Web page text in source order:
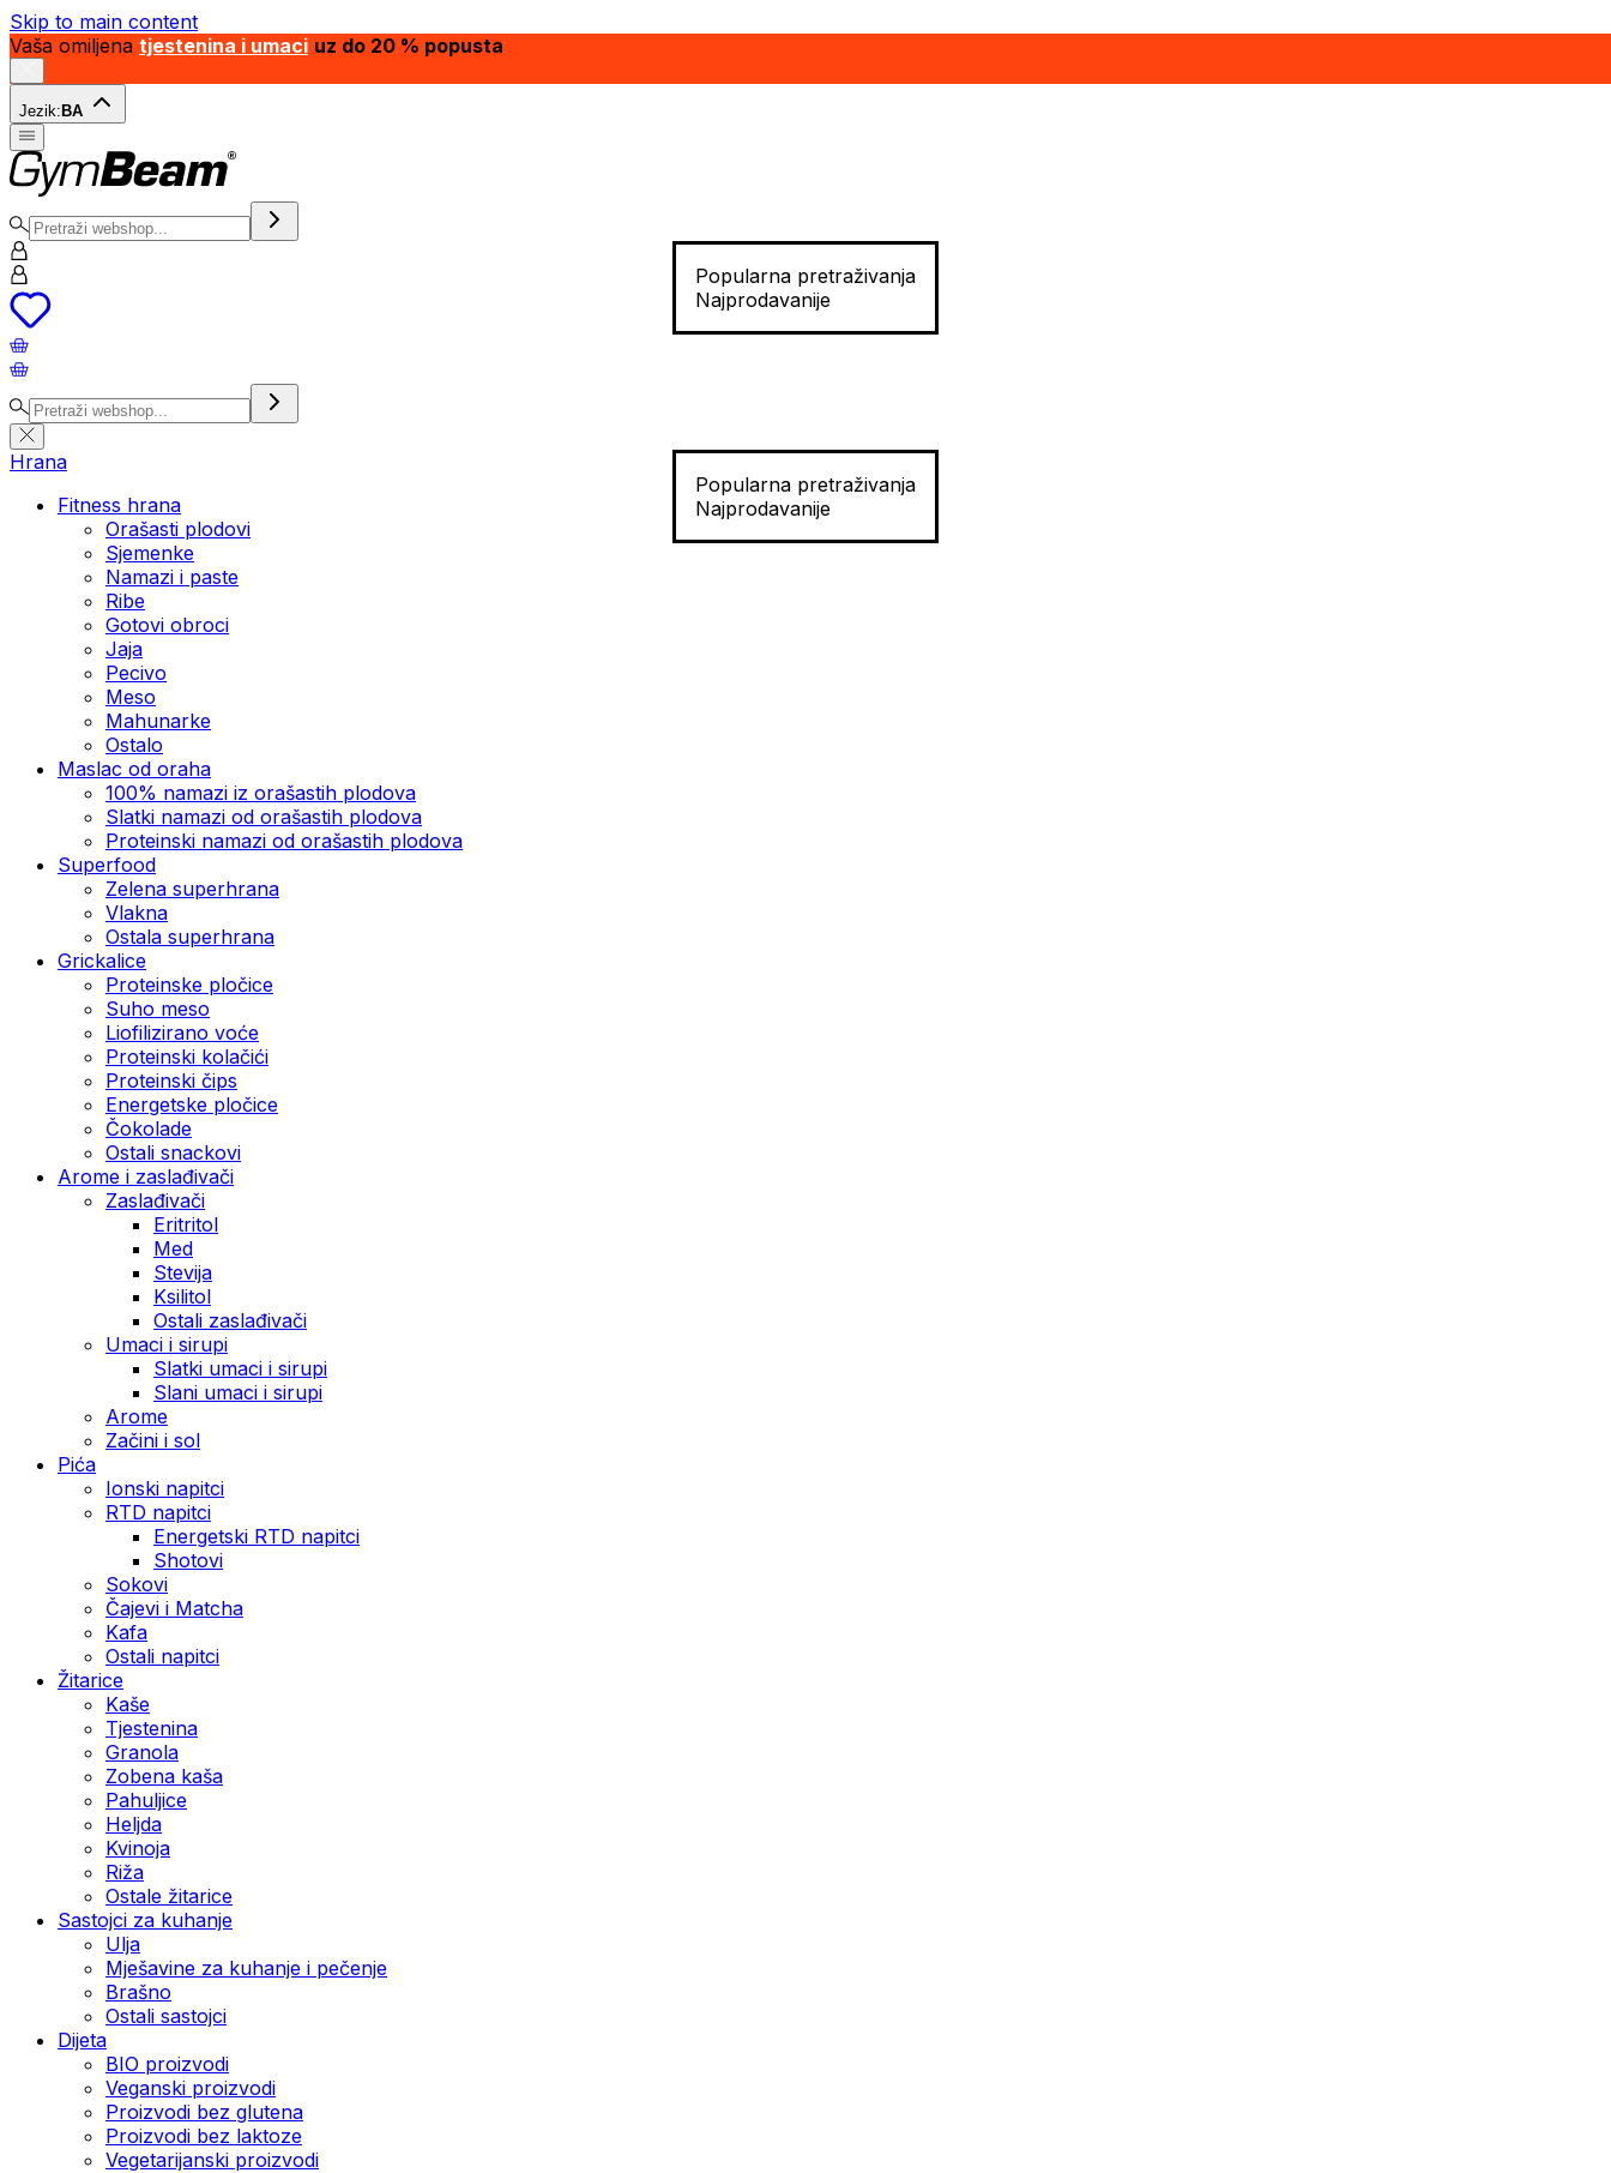
Skip to main content
Vaša omiljena tjestenina i umaci uz do 20 % popusta
Jezik: BA
Popularna pretraživanja
Najprodavanije
Popularna pretraživanja
Najprodavanije
Hrana
Fitness hrana
Orašasti plodovi
Sjemenke
Namazi i paste
Ribe
Gotovi obroci
Jaja
Pecivo
Meso
Mahunarke
Ostalo
Maslac od oraha
100% namazi iz orašastih plodova
Slatki namazi od orašastih plodova
Proteinski namazi od orašastih plodova
Superfood
Zelena superhrana
Vlakna
Ostala superhrana
Grickalice
Proteinske pločice
Suho meso
Liofilizirano voće
Proteinski kolačići
Proteinski čips
Energetske pločice
Čokolade
Ostali snackovi
Arome i zaslađivači
Zaslađivači
Eritritol
Med
Stevija
Ksilitol
Ostali zaslađivači
Umaci i sirupi
Slatki umaci i sirupi
Slani umaci i sirupi
Arome
Začini i sol
Pića
Ionski napitci
RTD napitci
Energetski RTD napitci
Shotovi
Sokovi
Čajevi i Matcha
Kafa
Ostali napitci
Žitarice
Kaše
Tjestenina
Granola
Zobena kaša
Pahuljice
Heljda
Kvinoja
Riža
Ostale žitarice
Sastojci za kuhanje
Ulja
Mješavine za kuhanje i pečenje
Brašno
Ostali sastojci
Dijeta
BIO proizvodi
Veganski proizvodi
Proizvodi bez glutena
Proizvodi bez laktoze
Vegetarijanski proizvodi